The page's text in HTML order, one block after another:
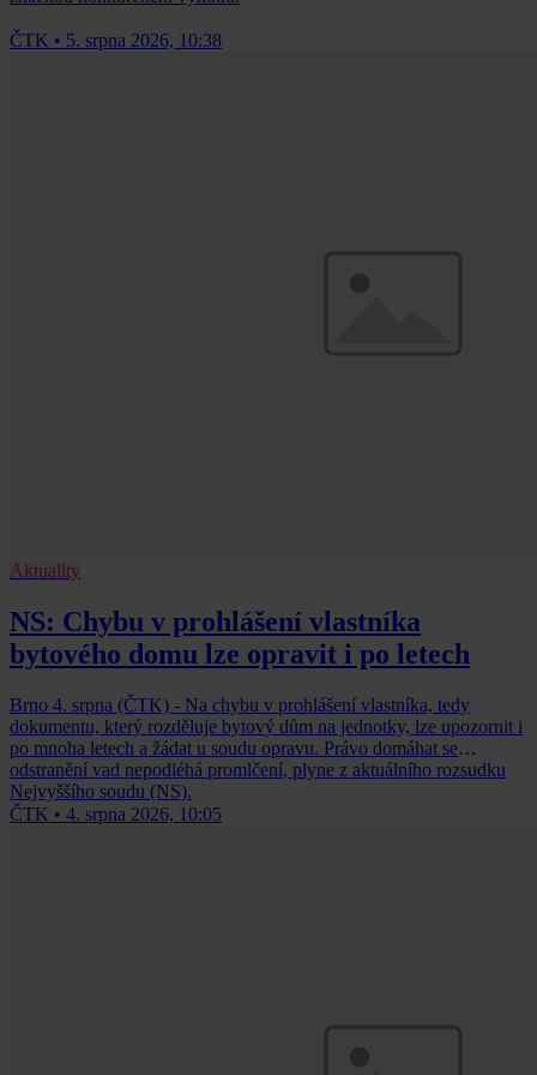
ČTK • 5. srpna 2026, 10:38
Aktuality
NS: Chybu v prohlášení vlastníka
bytového domu lze opravit i po letech
Brno 4. srpna (ČTK) - Na chybu v prohlášení vlastníka, tedy
dokumentu, který rozděluje bytový dům na jednotky, lze upozornit i
po mnoha letech a žádat u soudu opravu. Právo domáhat se
odstranění vad nepodléhá promlčení, plyne z aktuálního rozsudku
Nejvyššího soudu (NS).
ČTK • 4. srpna 2026, 10:05